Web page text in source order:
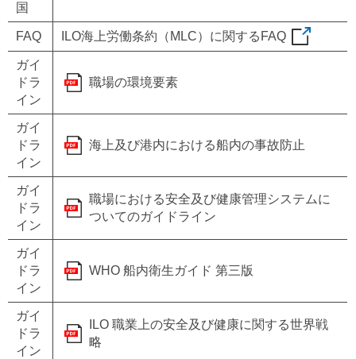
国
FAQ ILO海上労働条約（MLC）に関するFAQ
ガイ
ドラ
イン
職場の環境要素
ガイ
ドラ
イン
海上及び港内における船内の事故防止
ガイ
ドラ
イン
職場における安全及び健康管理システムに
ついてのガイドライン
ガイ
ドラ
イン
WHO 船内衛生ガイド 第三版
ガイ
ドラ
イン
ILO 職業上の安全及び健康に関する世界戦
略